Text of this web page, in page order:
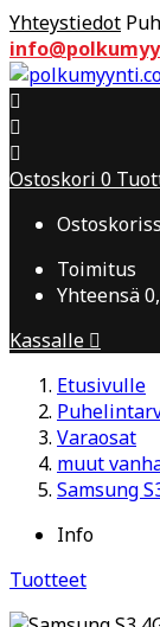
Yhteystiedot



Ostoskori 0
Toimitus
Yhteensä
Kassalle 
Etusivulle
Varaosat
muut
Samsung
Info
Tuotteet